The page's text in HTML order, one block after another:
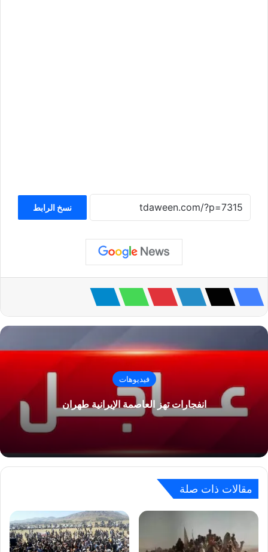
نسخ الرابط
فيديوهات
انفجارات تهز العاصمة الإيرانية طهران
مقالات ذات صلة